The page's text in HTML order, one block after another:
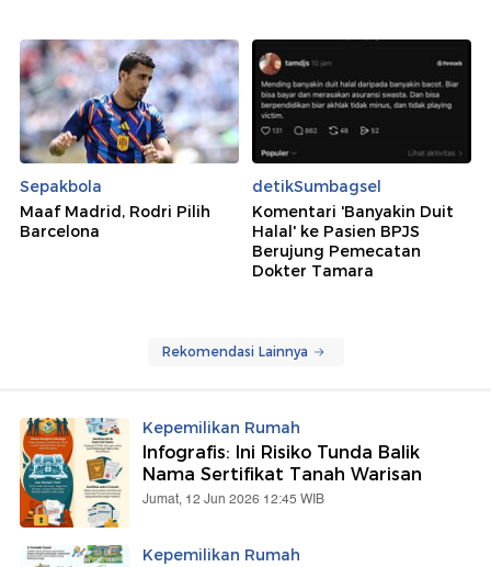
Sepakbola
Maaf Madrid, Rodri Pilih
Barcelona
detikSumbagsel
Komentari 'Banyakin Duit
Halal' ke Pasien BPJS
Berujung Pemecatan
Dokter Tamara
Rekomendasi Lainnya
Kepemilikan Rumah
Infografis: Ini Risiko Tunda Balik
Nama Sertifikat Tanah Warisan
Jumat, 12 Jun 2026 12:45 WIB
Kepemilikan Rumah